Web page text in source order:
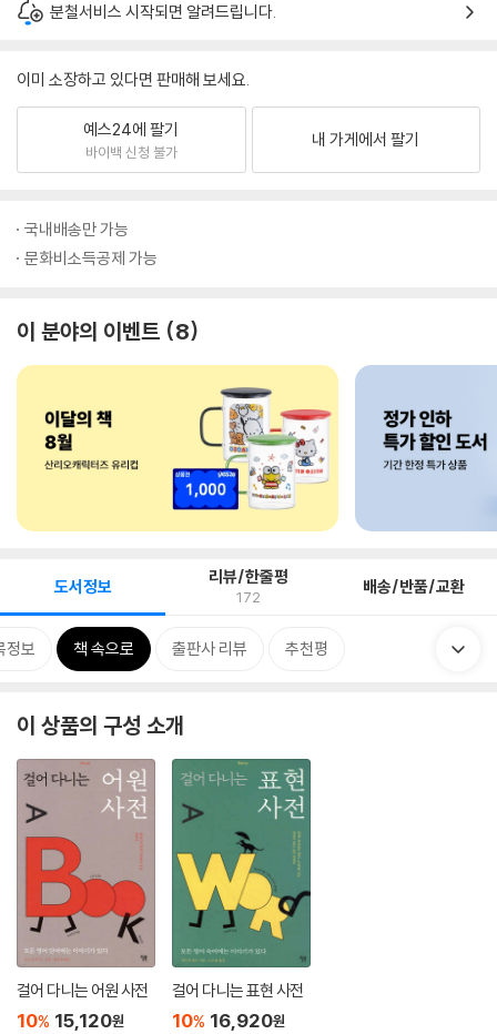
분철서비스 시작되면 알려드립니다.
이미 소장하고 있다면 판매해 보세요.
예스24에 팔기
바이백 신청 불가
내 가게에서 팔기
국내배송만 가능
문화비소득공제 가능
이 분야의 이벤트 8
도서정보 리뷰/한줄평
172 배송/반품/교환
정보 책 속으로 출판사 리뷰 추천평
이 상품의 구성 소개
걸어 다니는 어원 사전
10% 15,120원
걸어 다니는 표현 사전
10% 16,920원